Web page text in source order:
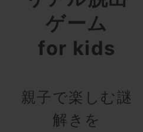
ゲーム
for kids
親子で楽しむ謎
解きを